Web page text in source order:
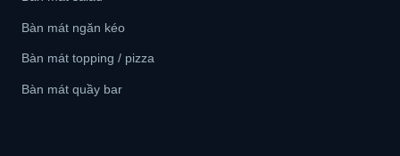
Bàn mát ngăn kéo
Bàn mát topping / pizza
Bàn mát quầy bar